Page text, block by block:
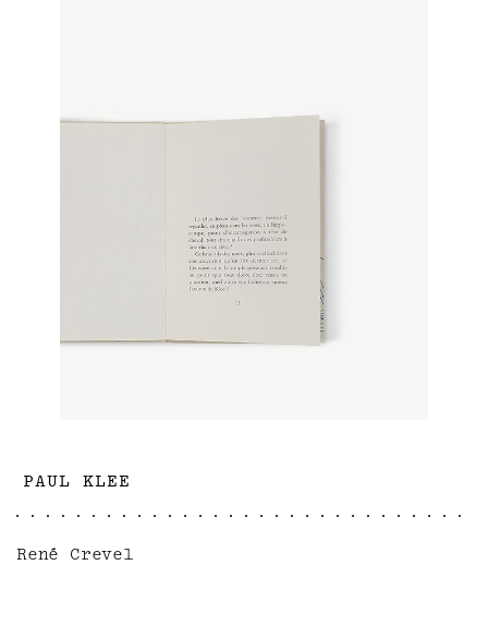
PAUL KLEE
René Crevel